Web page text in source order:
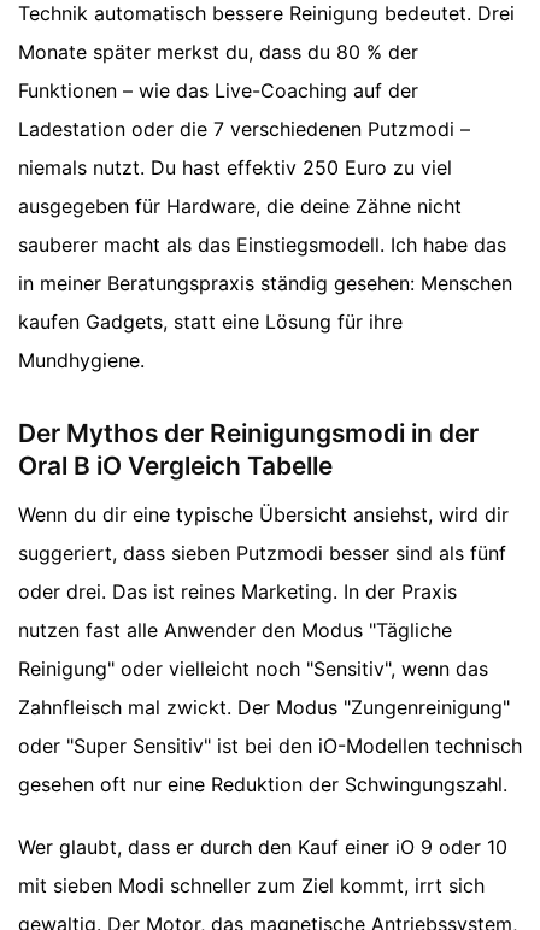
Technik automatisch bessere Reinigung bedeutet. Drei
Monate später merkst du, dass du 80 % der
Funktionen – wie das Live-Coaching auf der
Ladestation oder die 7 verschiedenen Putzmodi –
niemals nutzt. Du hast effektiv 250 Euro zu viel
ausgegeben für Hardware, die deine Zähne nicht
sauberer macht als das Einstiegsmodell. Ich habe das
in meiner Beratungspraxis ständig gesehen: Menschen
kaufen Gadgets, statt eine Lösung für ihre
Mundhygiene.
Der Mythos der Reinigungsmodi in der
Oral B iO Vergleich Tabelle
Wenn du dir eine typische Übersicht ansiehst, wird dir
suggeriert, dass sieben Putzmodi besser sind als fünf
oder drei. Das ist reines Marketing. In der Praxis
nutzen fast alle Anwender den Modus "Tägliche
Reinigung" oder vielleicht noch "Sensitiv", wenn das
Zahnfleisch mal zwickt. Der Modus "Zungenreinigung"
oder "Super Sensitiv" ist bei den iO-Modellen technisch
gesehen oft nur eine Reduktion der Schwingungszahl.
Wer glaubt, dass er durch den Kauf einer iO 9 oder 10
mit sieben Modi schneller zum Ziel kommt, irrt sich
gewaltig. Der Motor, das magnetische Antriebssystem,